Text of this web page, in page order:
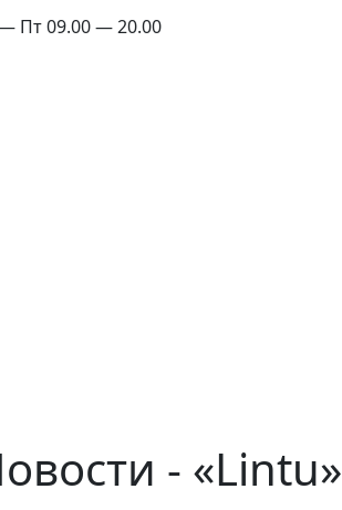
Пт 09.00 — 20.00
- «Lintu»